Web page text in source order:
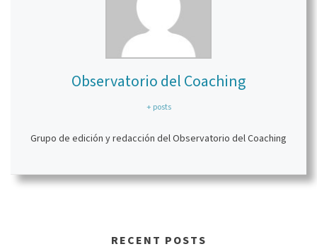
Observatorio del Coaching
+ posts
Grupo de edición y redacción del Observatorio del Coaching
RECENT POSTS